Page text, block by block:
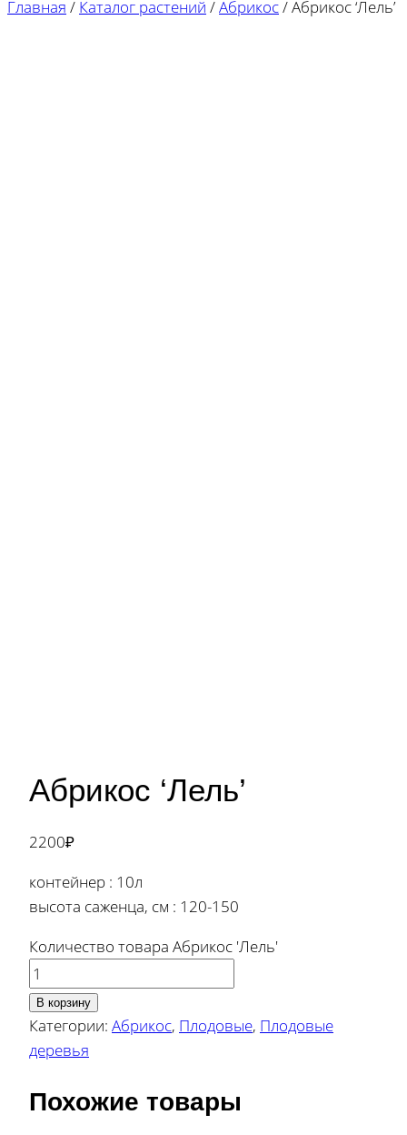
Главная / Каталог растений /Абрикос/Абрикос ‘Лель’
Абрикос ‘Лель’
2200₽
контейнер : 10л
высота саженца, см : 120-150
Количество товара Абрикос 'Лель'
В корзину
Категории: Абрикос, Плодовые, Плодовые
деревья
Похожие товары